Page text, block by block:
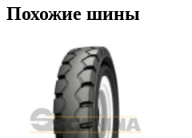
Похожие шины